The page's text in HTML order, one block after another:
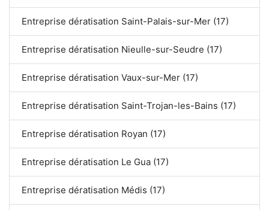
Entreprise dératisation Saint-Palais-sur-Mer (17)
Entreprise dératisation Nieulle-sur-Seudre (17)
Entreprise dératisation Vaux-sur-Mer (17)
Entreprise dératisation Saint-Trojan-les-Bains (17)
Entreprise dératisation Royan (17)
Entreprise dératisation Le Gua (17)
Entreprise dératisation Médis (17)